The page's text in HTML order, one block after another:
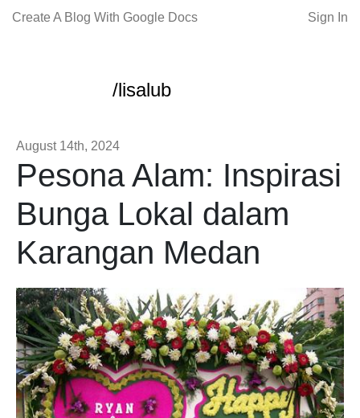
Create A Blog With Google Docs Sign In
/lisalub
August 14th, 2024
Pesona Alam: Inspirasi
Bunga Lokal dalam
Karangan Medan